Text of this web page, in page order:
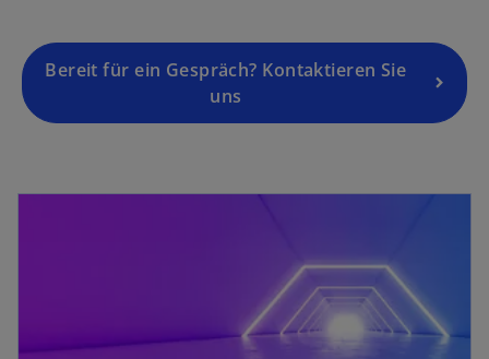
a
n
b
Bereit für ein Gespräch? Kontaktieren Sie
uns
n
e
a opens in a new tab